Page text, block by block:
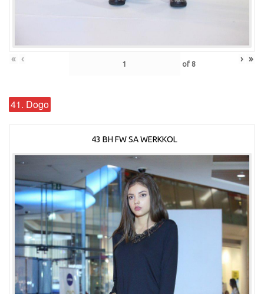
« ‹ of 8 › »
41. Dogo
43 BH FW SA WERKKOL